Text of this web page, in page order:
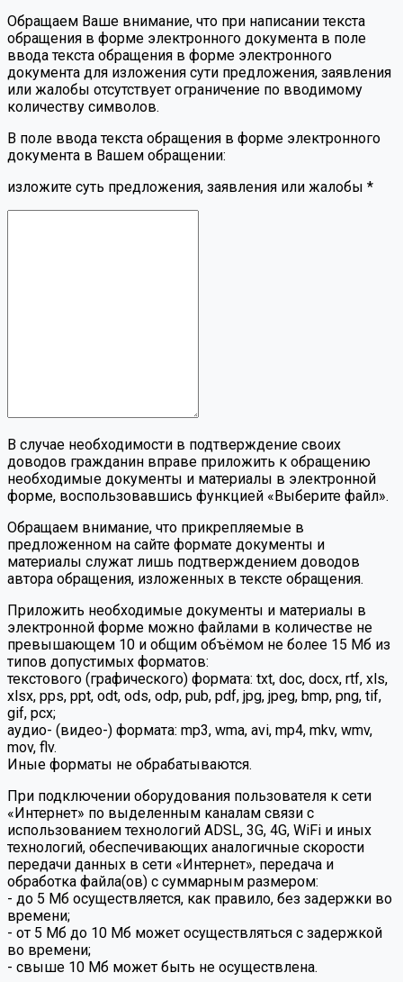
Обращаем Ваше внимание, что при написании текста
обращения в форме электронного документа в поле
ввода текста обращения в форме электронного
документа для изложения сути предложения, заявления
или жалобы отсутствует ограничение по вводимому
количеству символов.
В поле ввода текста обращения в форме электронного
документа в Вашем обращении:
изложите суть предложения, заявления или жалобы *
В случае необходимости в подтверждение своих
доводов гражданин вправе приложить к обращению
необходимые документы и материалы в электронной
форме, воспользовавшись функцией «Выберите файл».
Обращаем внимание, что прикрепляемые в
предложенном на сайте формате документы и
материалы служат лишь подтверждением доводов
автора обращения, изложенных в тексте обращения.
Приложить необходимые документы и материалы в
электронной форме можно файлами в количестве не
превышающем 10 и общим объёмом не более 15 Мб из
типов допустимых форматов:
текстового (графического) формата: txt, doc, docx, rtf, xls,
xlsx, pps, ppt, odt, ods, odp, pub, pdf, jpg, jpeg, bmp, png, tif,
gif, pcx;
аудио- (видео-) формата: mp3, wma, avi, mp4, mkv, wmv,
mov, flv.
Иные форматы не обрабатываются.
При подключении оборудования пользователя к сети
«Интернет» по выделенным каналам связи с
использованием технологий ADSL, 3G, 4G, WiFi и иных
технологий, обеспечивающих аналогичные скорости
передачи данных в сети «Интернет», передача и
обработка файла(ов) с суммарным размером:
- до 5 Мб осуществляется, как правило, без задержки во
времени;
- от 5 Мб до 10 Мб может осуществляться с задержкой
во времени;
- свыше 10 Мб может быть не осуществлена.